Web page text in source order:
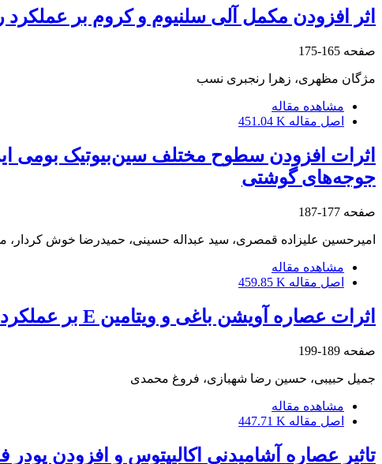
اثر افزودن مکمل آلی سلنیوم و کروم‌ بر
صفحه 165-175
مژگان مظهری، زهرا رنجبری نسب
مشاهده مقاله
اصل مقاله 451.04 K
اثرات افزودن سطوح مختلف سین‌بیوتیک بومی
جوجه‌های گوشتی
صفحه 177-187
امیرحسین علیزاده قمصری، سید عبداله حسینی، حمیدرضا خوش کردار،
مشاهده مقاله
اصل مقاله 459.85 K
اثرات عصاره آویشن باغی و ویتامین E بر عملکرد، برخی فراسنجه‌های بیوشیمیایی خون و وزن اندام‌های لنفوئیدی جوجه‌های گوشتی
صفحه 189-199
جمیل حبیبی، حسین رضا شهبازی، فروغ محمدی
مشاهده مقاله
اصل مقاله 447.71 K
تاثیر عصاره آشامیدنی اکالیپتوس و افزودن